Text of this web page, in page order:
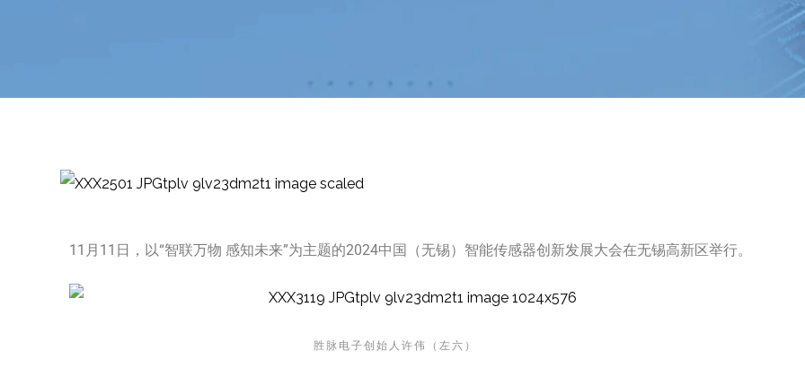
11月11日，以“智联万物 感知未来”为主题的2024中国（无锡）智能传感器创新发展大会在无锡高新区举行。
胜脉电子创始人许伟（左六）